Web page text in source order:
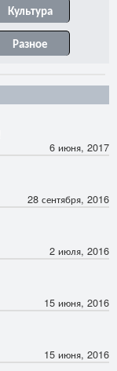
Культура
Разное
6 июня, 2017
28 сентября, 2016
2 июля, 2016
15 июня, 2016
15 июня, 2016